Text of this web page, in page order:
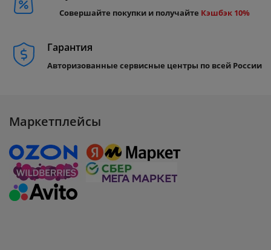
Совершайте покупки и получайте Кэшбэк 10%
Гарантия
Авторизованные сервисные центры по всей России
Маркетплейсы